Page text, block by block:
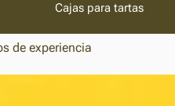
Cajas para tartas
de experiencia